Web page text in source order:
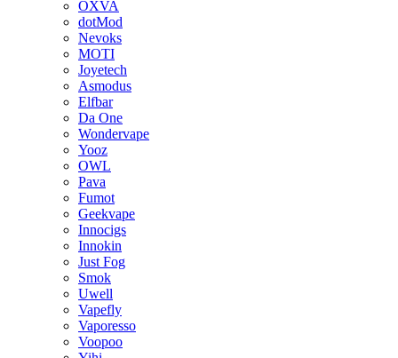
OXVA
dotMod
Nevoks
MOTI
Joyetech
Asmodus
Elfbar
Da One
Wondervape
Yooz
OWL
Pava
Fumot
Geekvape
Innocigs
Innokin
Just Fog
Smok
Uwell
Vapefly
Vaporesso
Voopoo